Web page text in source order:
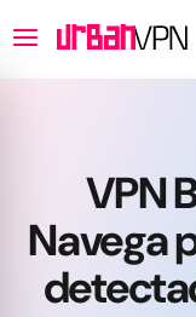
VPN
Navega